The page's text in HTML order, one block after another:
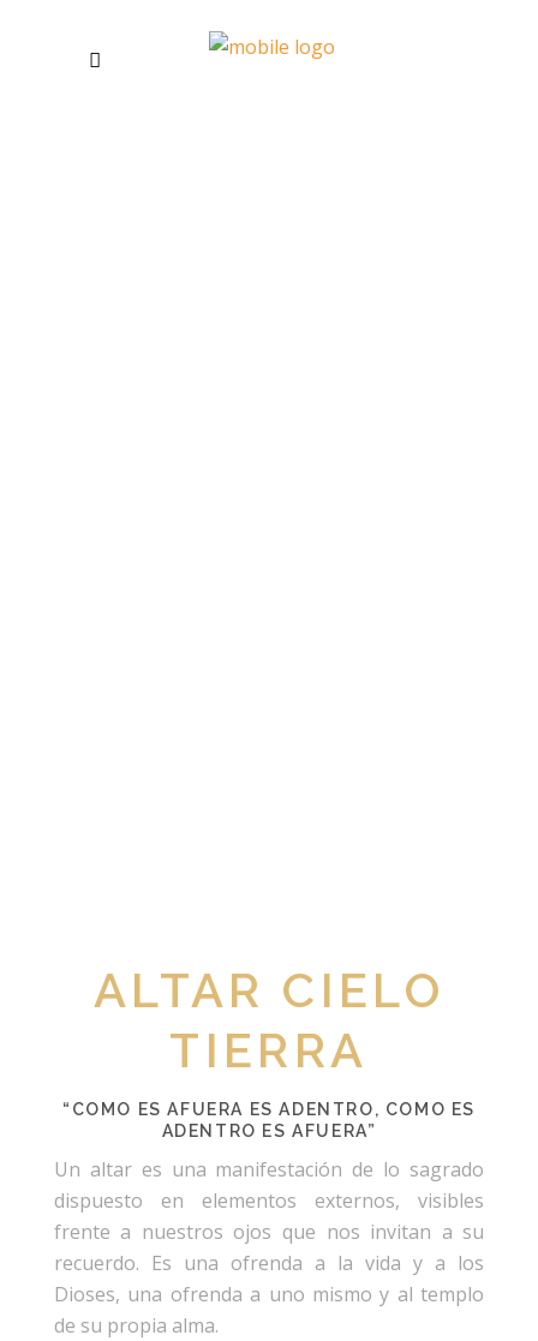
ALTAR CIELO
TIERRA
“COMO ES AFUERA ES ADENTRO, COMO ES
ADENTRO ES AFUERA”
Un altar es una manifestación de lo sagrado
dispuesto en elementos externos, visibles
frente a nuestros ojos que nos invitan a su
recuerdo. Es una ofrenda a la vida y a los
Dioses, una ofrenda a uno mismo y al templo
de su propia alma.